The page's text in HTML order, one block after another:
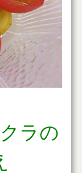
ラの